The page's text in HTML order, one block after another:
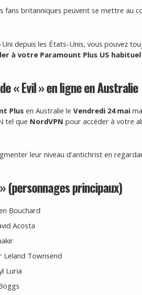
fans britanniques peuvent se mettre au
Uni depuis les États-Unis, vous pouvez
à votre Paramount Plus US habituel
« Evil » en ligne en Australie
Plus en Australie le Vendredi 24 mai
tel que NordVPN pour accéder à votre
leur niveau d'antichrist en
(personnages principaux)
Bouchard
Acosta
Leland Townsend
Luria